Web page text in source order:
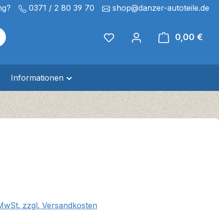
0371 / 2 80 39 70 shop@danzer-autoteile.de
0,00 €
Informationen
zzgl. Versandkosten